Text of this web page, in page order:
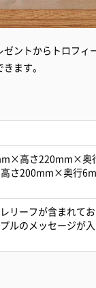
ントからトロフ
ます。
高さ220mm×奥
さ200mm×奥行
リーフが含まれてお
ルのメッセージが